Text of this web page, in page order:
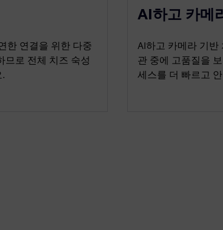
한 연결을 위한 다중
므로 전체 치즈 숙성
AI하고 카메
AI하고 카메라 기반
관 중에 고품질을
세스를 더 빠르고